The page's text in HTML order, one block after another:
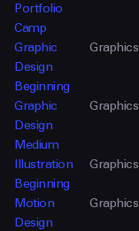
Portfolio
Camp
Graphic
Design
Beginning
Graphics
Graphic
Design
Medium
Graphics
Illustration
Beginning
Graphics
Motion
Design
Graphics